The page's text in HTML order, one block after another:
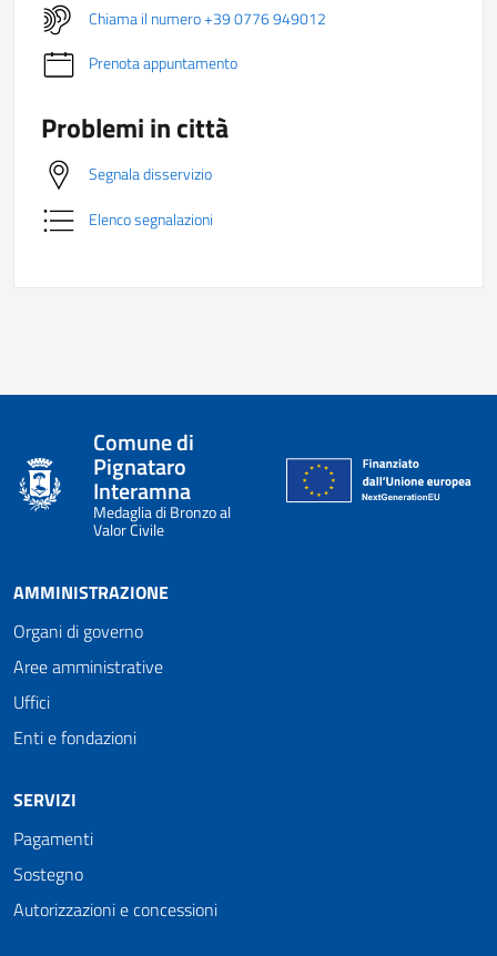
Chiama il numero +39 0776 949012
Prenota appuntamento
Problemi in città
Segnala disservizio
Elenco segnalazioni
Comune di
Pignataro
Interamna
Medaglia di Bronzo al
Valor Civile
AMMINISTRAZIONE
Organi di governo
Aree amministrative
Uffici
Enti e fondazioni
SERVIZI
Pagamenti
Sostegno
Autorizzazioni e concessioni